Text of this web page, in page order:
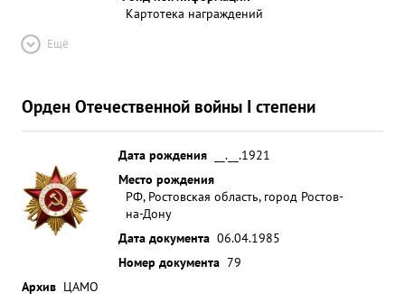
Картотека награждений
Ещё
Орден Отечественной войны I степени
Дата рождения
__.__.1921
Место рождения
РФ, Ростовская область, город Ростов-
на-Дону
Дата документа 06.04.1985
Номер документа 79
Архив ЦАМО